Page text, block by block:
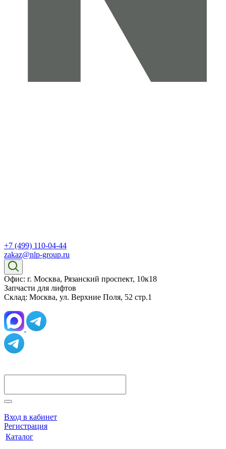
+7 (499) 110-04-44
zakaz@nlp-group.ru
Офис: г. Москва, Рязанский проспект, 10к18
Запчасти для лифтов
Склад: Москва, ул. Верхние Поля, 52 стр.1
Вход в кабинет
Регистрация
Каталог